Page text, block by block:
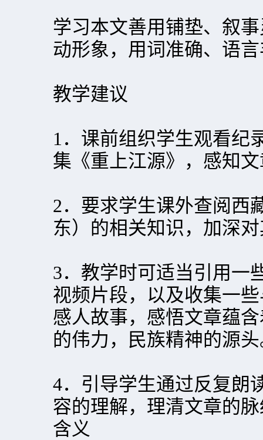
学习本文善用铺垫、叙
动形象，用词准确、语
教学建议
1．课前组织学生观看纪
集《重上江源》，感知
2．要求学生课外查阅西
东）的相关知识，加深
3．教学时可适当引用一
视频片段，以及收集一
感人故事，感悟文章蕴
的伟力，民族精神的源
4．引导学生通过反复朗
容的理解，理清文章的
含义